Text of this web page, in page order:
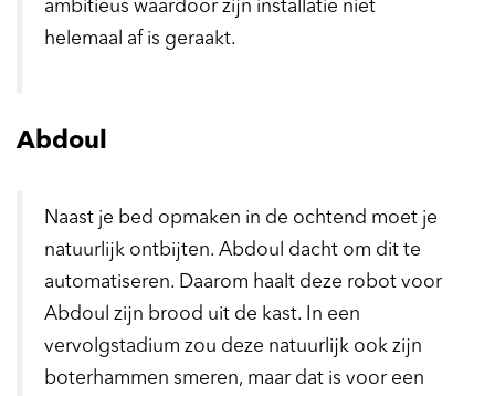
ambitieus waardoor zijn installatie niet
helemaal af is geraakt.
Abdoul
Naast je bed opmaken in de ochtend moet je
natuurlijk ontbijten. Abdoul dacht om dit te
automatiseren. Daarom haalt deze robot voor
Abdoul zijn brood uit de kast. In een
vervolgstadium zou deze natuurlijk ook zijn
boterhammen smeren, maar dat is voor een